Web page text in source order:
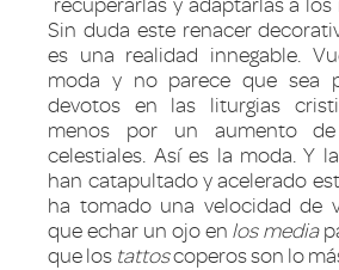
recuperarlas y adaptarlas a
Sin duda este renacer
es una realidad innegable.
moda y no parece que sea
devotos en las liturgias
menos por un aumento
celestiales. Así es la moda. Y
han catapultado y acelerado
ha tomado una velocidad de
que echar un ojo en los media
que los tattoscoperos son lo